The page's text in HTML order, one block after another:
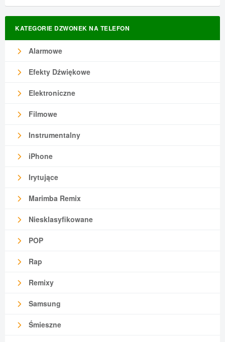
KATEGORIE DZWONEK NA TELEFON
Alarmowe
Efekty Dźwiękowe
Elektroniczne
Filmowe
Instrumentalny
iPhone
Irytujące
Marimba Remix
Niesklasyfikowane
POP
Rap
Remixy
Samsung
Śmieszne